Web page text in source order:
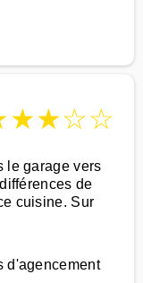
★★☆☆
le garage vers
de
cuisine. Sur
d'agencement